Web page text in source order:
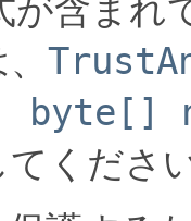
が含まれ
byte[]
てくださ